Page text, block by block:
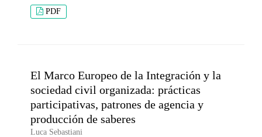
PDF
El Marco Europeo de la Integración y la
sociedad civil organizada: prácticas
participativas, patrones de agencia y
producción de saberes
Luca Sebastiani